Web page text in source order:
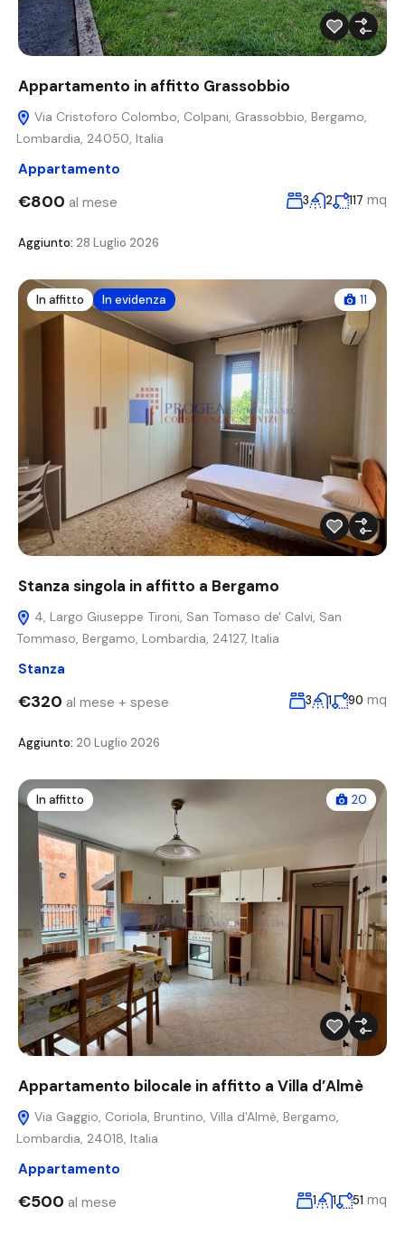
Appartamento in affitto Grassobbio
Via Cristoforo Colombo, Colpani, Grassobbio, Bergamo,
Lombardia, 24050, Italia
Appartamento
€800 al mese 3 2 117 mq
Aggiunto: 28 Luglio 2026
In affitto In evidenza 11
Stanza singola in affitto a Bergamo
4, Largo Giuseppe Tironi, San Tomaso de' Calvi, San
Tommaso, Bergamo, Lombardia, 24127, Italia
Stanza
€320 al mese + spese 3 1 90 mq
Aggiunto: 20 Luglio 2026
In affitto 20
Appartamento bilocale in affitto a Villa d’Almè
Via Gaggio, Coriola, Bruntino, Villa d'Almè, Bergamo,
Lombardia, 24018, Italia
Appartamento
€500 al mese 1 1 51 mq